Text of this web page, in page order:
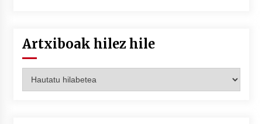
Artxiboak hilez hile
hilez